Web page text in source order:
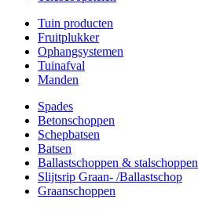
Tuin producten
Fruitplukker
Ophangsystemen
Tuinafval
Manden
Spades
Betonschoppen
Schepbatsen
Batsen
Ballastschoppen & stalschoppen
Slijtsrip Graan- /Ballastschop
Graanschoppen